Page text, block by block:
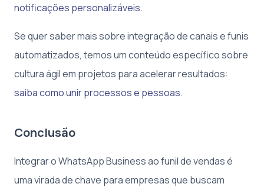
notificações personalizáveis.
Se quer saber mais sobre integração de canais e funis
automatizados, temos um conteúdo específico sobre
cultura ágil em projetos para acelerar resultados:
saiba como unir processos e pessoas.
Conclusão
Integrar o WhatsApp Business ao funil de vendas é
uma virada de chave para empresas que buscam